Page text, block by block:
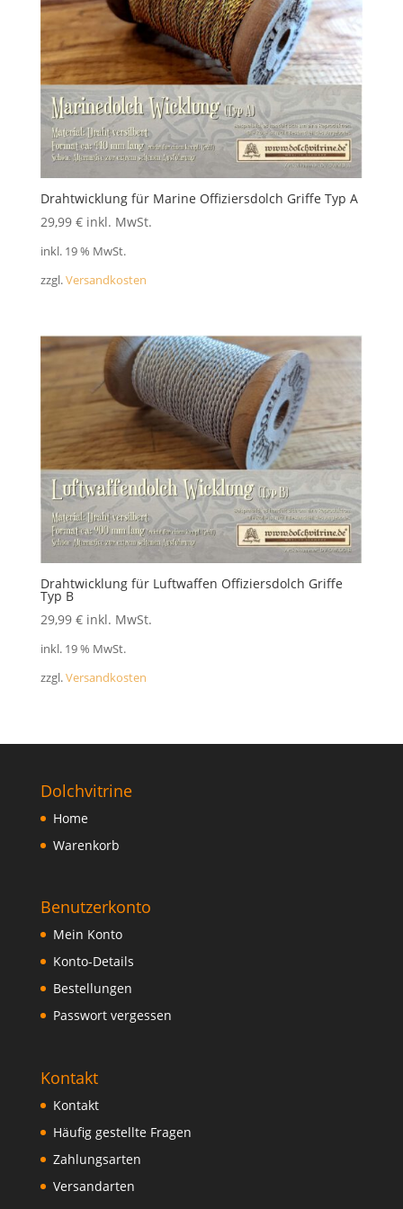
FAQ
Drahtwicklung für Marine Offiziersdolch Griffe Typ A
29,99 € inkl. MwSt.
inkl. 19 % MwSt.
zzgl.Versandkosten
Drahtwicklung für Luftwaffen Offiziersdolch Griffe
Typ B
29,99 € inkl. MwSt.
inkl. 19 % MwSt.
zzgl.Versandkosten
Dolchvitrine
Home
Warenkorb
Benutzerkonto
Mein Konto
Konto-Details
Bestellungen
Passwort vergessen
Kontakt
Kontakt
Häufig gestellte Fragen
Zahlungsarten
Versandarten